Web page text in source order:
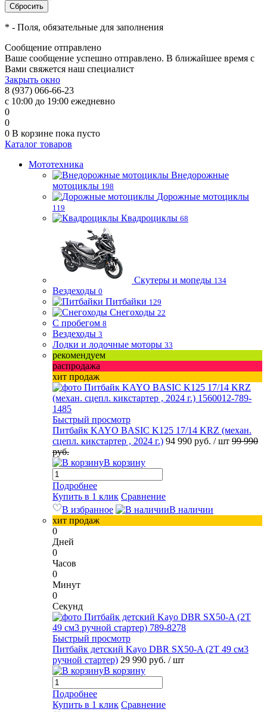
* - Поля, обязательные для заполнения
Сообщение отправлено
Ваше сообщение успешно отправлено. В ближайшее время с
Вами свяжется наш специалист
Закрыть окно
8 (937) 066-66-23
с 10:00 до 19:00 ежедневно
0
0
0 В корзине пока пусто
Каталог товаров
Мототехника
Внедорожные
мотоциклы 198
Дорожные мотоциклы
119
Квадроциклы 68
Скутеры и мопеды 134
Вездеходы 0
Питбайки 129
Снегоходы 22
С пробегом 8
Вездеходы 3
Лодки и лодочные моторы 33
рекомендуем
распродажа
хит продаж
Быстрый просмотр
Питбайк KAYO BASIC K125 17/14 KRZ (механ.
сцепл. кикстартер , 2024 г.) 94 990 руб. / шт 99 990
руб.
В корзину
Подробнее
Купить в 1 клик Сравнение
В избранное
В наличии
хит продаж
0
Дней
0
Часов
0
Минут
0
Секунд
Быстрый просмотр
Питбайк детский Kayo DBR SX50-A (2T 49 см3
ручной стартер) 29 990 руб. / шт
В корзину
Подробнее
Купить в 1 клик Сравнение